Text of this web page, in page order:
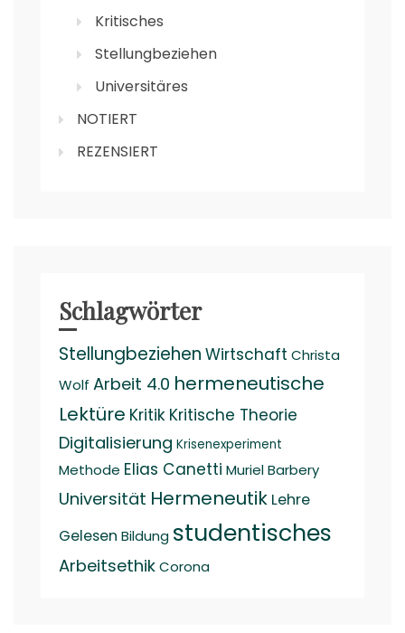
Kritisches
Stellungbeziehen
Universitäres
NOTIERT
REZENSIERT
Schlagwörter
Stellungbeziehen Wirtschaft Christa
Wolf Arbeit 4.0 hermeneutische
Lektüre Kritik Kritische Theorie
Digitalisierung Krisenexperiment
Methode Elias Canetti Muriel Barbery
Universität Hermeneutik Lehre
Gelesen Bildung studentisches
ArbeitsethikCorona